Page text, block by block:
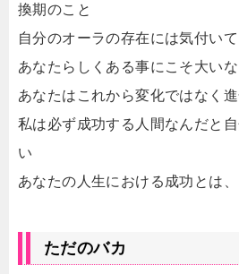
換期のこと
自分のオーラの存在には気付いて
あなたらしくある事にこそ大い
あなたはこれから変化ではなく
私は必ず成功する人間なんだと
い
あなたの人生における成功とは
ただのバカ